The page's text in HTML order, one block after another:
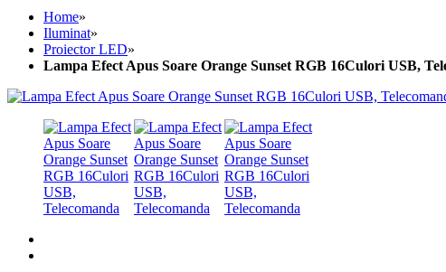
Home»
Iluminat»
Proiector LED»
Lampa Efect Apus Soare Orange Sunset RGB 16Culori USB,